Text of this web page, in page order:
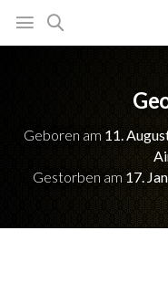
Geboren am 11.
Gestorben am 17.